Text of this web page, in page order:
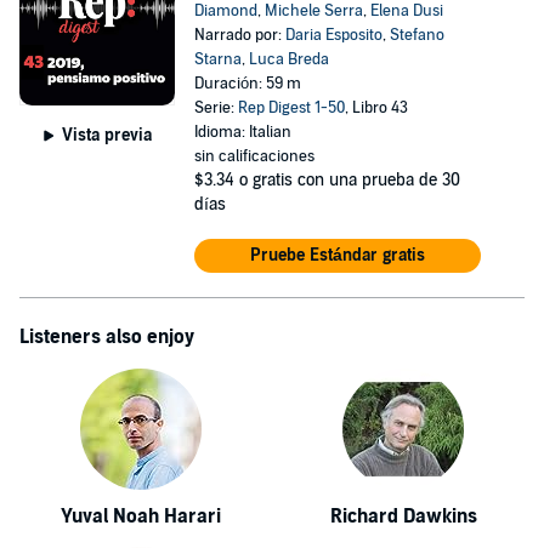
Vista previa
Diamond, Michele Serra, Elena Dusi
Narrado por: Daria Esposito,Stefano
Starna, Luca Breda
Duración: 59 m
Serie: Rep Digest 1-50, Libro 43
Idioma: Italian
sin calificaciones
$3.34 o gratis con una prueba de 30
días
Pruebe Estándar gratis
Listeners also enjoy
Yuval Noah Harari Richard Dawkins